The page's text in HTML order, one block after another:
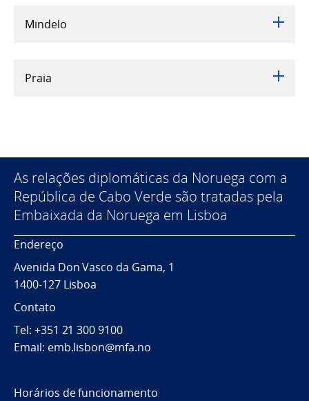
Mindelo
Praia
As relações diplomáticas da Noruega com a
República de Cabo Verde são tratadas pela
Embaixada da Noruega em Lisboa
Endereço
Avenida Don Vasco da Gama, 1
1400-127 Lisboa
Contato
Tel: +351 21 300 9100
Email: emb.lisbon@mfa.no
Horários de funcionamento